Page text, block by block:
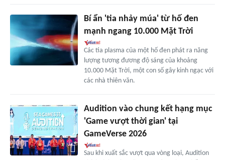
Bí ẩn 'tia nhảy múa' từ hố đen
mạnh ngang 10.000 Mặt Trời
Các tia plasma của một hố đen phát ra năng
lượng tương đương độ sáng của khoảng
10.000 Mặt Trời, một con số gây kinh ngạc với
các nhà thiên văn.
Audition vào chung kết hạng mục
'Game vượt thời gian' tại
GameVerse 2026
Sau khi xuất sắc vượt qua vòng loại, Audition